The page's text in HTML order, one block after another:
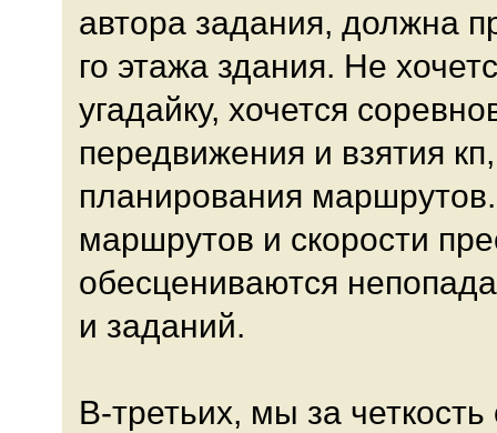
автора задания, должна
го этажа здания. Не
угадайку, хочется
передвижения и взятия
планирования
маршрутов и скорости
обесцениваются
и заданий.
В-третьих, мы за